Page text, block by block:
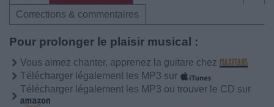
Corrections & commentaires
Pour prolonger le plaisir musical :
Vous aimez chanter, apprenez la guitare chez
Télécharger légalement les MP3 sur
Télécharger légalement les MP3 ou trouver le CD sur